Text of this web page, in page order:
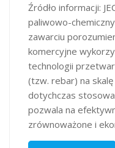
Źródło informacji:
paliwowo-
zawarciu
komercyjne
technologii
(tzw. rebar) na
dotychczas
pozwala na
zrównoważone i